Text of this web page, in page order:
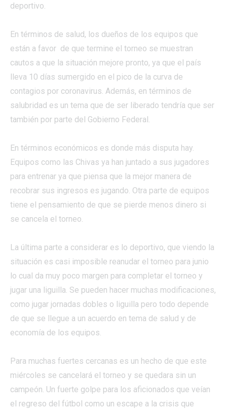
deportivo.
En términos de salud, los dueños de los equipos que
están a favor de que termine el torneo se muestran
cautos a que la situación mejore pronto, ya que el país
lleva 10 días sumergido en el pico de la curva de
contagios por coronavirus. Además, en términos de
salubridad es un tema que de ser liberado tendría que ser
también por parte del Gobierno Federal.
En términos económicos es donde más disputa hay.
Equipos como las Chivas ya han juntado a sus jugadores
para entrenar ya que piensa que la mejor manera de
recobrar sus ingresos es jugando. Otra parte de equipos
tiene el pensamiento de que se pierde menos dinero si
se cancela el torneo.
La última parte a considerar es lo deportivo, que viendo la
situación es casi imposible reanudar el torneo para junio
lo cual da muy poco margen para completar el torneo y
jugar una liguilla. Se pueden hacer muchas modificaciones,
como jugar jornadas dobles o liguilla pero todo depende
de que se llegue a un acuerdo en tema de salud y de
economía de los equipos.
Para muchas fuertes cercanas es un hecho de que este
miércoles se cancelará el torneo y se quedara sin un
campeón. Un fuerte golpe para los aficionados que veían
el regreso del fútbol como un escape a la crisis que